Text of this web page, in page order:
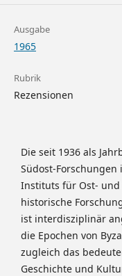
Ausgabe
1965
Rubrik
Rezensionen
Die seit 1936 als
Südost-
Instituts für Ost-
historische
ist interdisziplinär
die Epochen von
zugleich das
Geschichte und